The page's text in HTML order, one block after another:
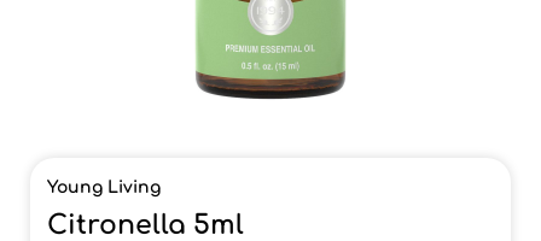
Young Living
Citronella 5ml